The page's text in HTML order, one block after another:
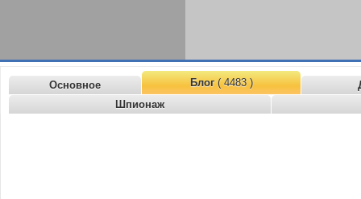
Основное Блог( 4483 )
Шпионаж